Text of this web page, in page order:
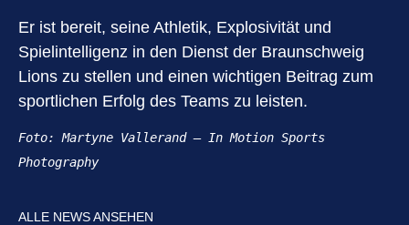
Er ist bereit, seine Athletik, Explosivität und
Spielintelligenz in den Dienst der Braunschweig
Lions zu stellen und einen wichtigen Beitrag zum
sportlichen Erfolg des Teams zu leisten.
Foto: Martyne Vallerand – In Motion Sports
Photography
ALLE NEWS ANSEHEN